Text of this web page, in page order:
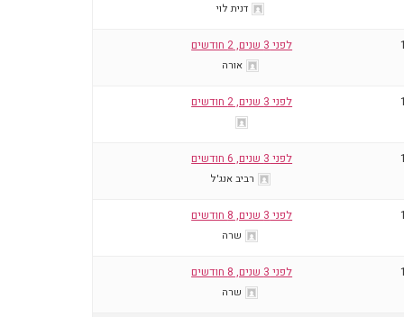
דנית לוי
1 לפני 3 שנים, 2 חודשים
אורה
1 לפני 3 שנים, 2 חודשים
1 לפני 3 שנים, 6 חודשים
רביב אנג'ל
1 לפני 3 שנים, 8 חודשים
שרה
1 לפני 3 שנים, 8 חודשים
שרה